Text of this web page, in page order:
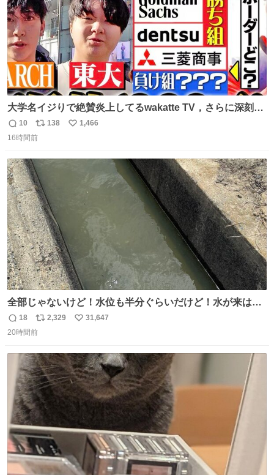
大学名イジりで絶賛炎上してるwakatte TV，さらに深刻な
問題はこっちでは？ ・都内の特定企業に入るのを極度に推
奨し，それ以外の地域で堅実に生きるのを周縁化する ・恋
化する ・院生が研究環境を求め他大学に移るのを批判する
過去例↓
返
信
10
リ
ポ
ト
数
138
い
1,466
16時間前
全部じゃないけど！水位も半分ぐらいだけど！水が来はじ
めたよ！！！ 作業してくれた方々ありがとーーー
ー！！！！！！！！！！！！！！！！！！！！！！！！！
返
信
18
リ
ポ
ト
数
2,329
い
数
31,647
20時間前